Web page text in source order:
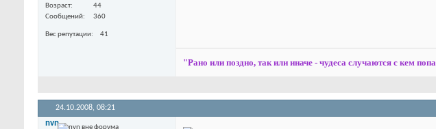
Возраст
44
Сообщений
360
Вес репутации 41
"Рано или поздно, так или иначе - чудеса случаются с кем
24.10.2008, 08:21
nvn